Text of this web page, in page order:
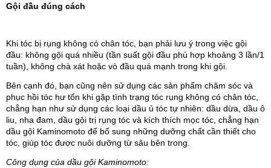
Gội đầu đúng cách
Khi tóc bị rụng không có chân tóc, bạn phải lưu ý trong việc gội
đầu: không gội quá nhiều (tần suất gội đầu phù hợp khoảng 3 lần/1
tuần), không chà xát hoặc vò đầu quá mạnh trong khi gội.
Bên cạnh đó, bạn cũng nên sử dụng các sản phẩm chăm sóc và
phục hồi tóc hư tổn khi gặp tình trạng tóc rụng không có chân tóc,
chẳng hạn như sử dụng các loại dầu ủ tóc tự nhiên: dầu dừa, dầu ô
liu, nha đam, dầu gội trị rụng tóc và kích thích mọc tóc, chẳng hạn
dầu gội Kaminomoto để bổ sung những dưỡng chất cần thiết cho
tóc, giúp tóc được nuôi dưỡng từ sâu bên trong.
Công dụng của dầu gội Kaminomoto: